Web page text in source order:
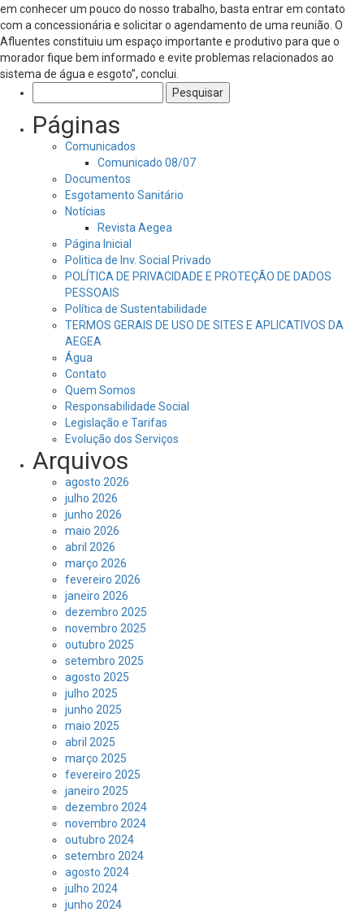
em conhecer um pouco do nosso trabalho, basta entrar em contato
com a concessionária e solicitar o agendamento de uma reunião. O
Afluentes constituiu um espaço importante e produtivo para que o
morador fique bem informado e evite problemas relacionados ao
sistema de água e esgoto”, conclui.
por:
Páginas
Comunicados
Comunicado 08/07
Documentos
Esgotamento Sanitário
Notícias
Revista Aegea
Página Inicial
Politica de Inv. Social Privado
POLÍTICA DE PRIVACIDADE E PROTEÇÃO DE DADOS
PESSOAIS
Política de Sustentabilidade
TERMOS GERAIS DE USO DE SITES E APLICATIVOS DA
AEGEA
Água
Contato
Quem Somos
Responsabilidade Social
Legislação e Tarifas
Evolução dos Serviços
Arquivos
agosto 2026
julho 2026
junho 2026
maio 2026
abril 2026
março 2026
fevereiro 2026
janeiro 2026
dezembro 2025
novembro 2025
outubro 2025
setembro 2025
agosto 2025
julho 2025
junho 2025
maio 2025
abril 2025
março 2025
fevereiro 2025
janeiro 2025
dezembro 2024
novembro 2024
outubro 2024
setembro 2024
agosto 2024
julho 2024
junho 2024